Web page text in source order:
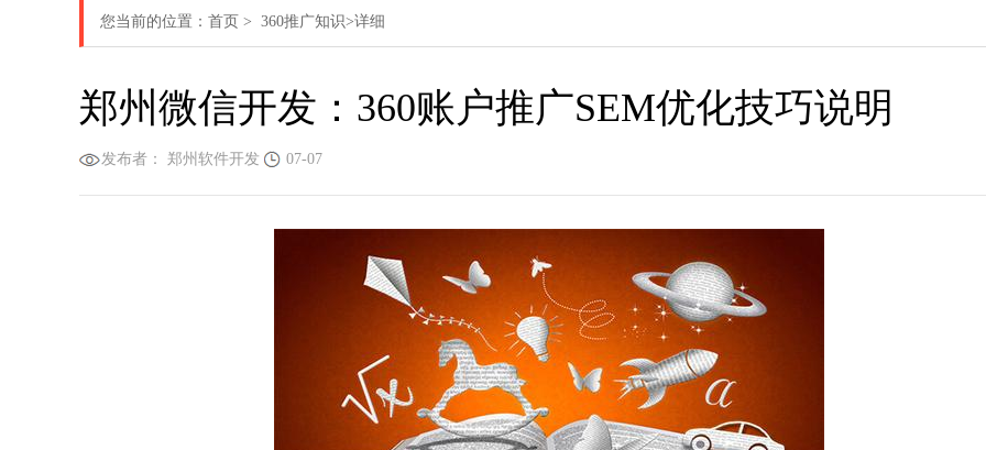
您当前的位置： 首页 > 360推广知识>详细
郑州微信开发：360账户推广SEM优化技巧说明
发布者： 郑州软件开发 07-07